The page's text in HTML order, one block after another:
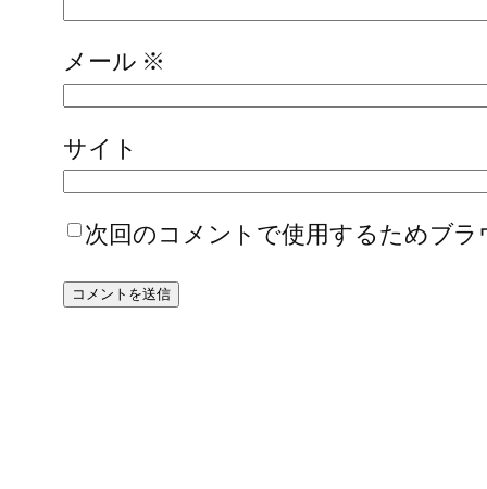
メール ※
サイト
次回のコメントで使用するためブラ